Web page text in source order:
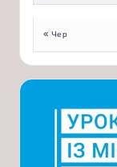
« Чер